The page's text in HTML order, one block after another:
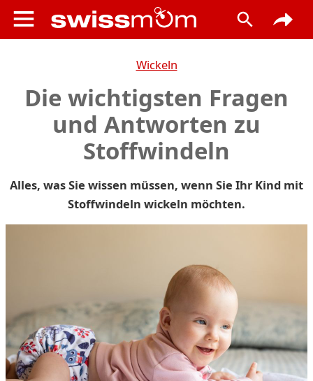
Wickeln
Die wichtigsten Fragen
und Antworten zu
Stoffwindeln
Alles, was Sie wissen müssen, wenn Sie Ihr Kind mit
Stoffwindeln wickeln möchten.